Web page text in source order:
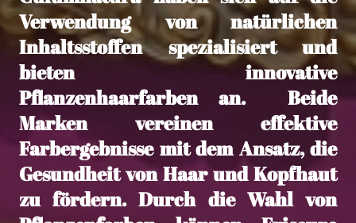
Verwendung von natürlichen
Inhaltsstoffen spezialisiert und
bieten innovative
Pflanzenhaarfarben an. Beide
Marken vereinen effektive
Farbergebnisse mit dem Ansatz, die
Gesundheit von Haar und Kopfhaut
zu fördern. Durch die Wahl von